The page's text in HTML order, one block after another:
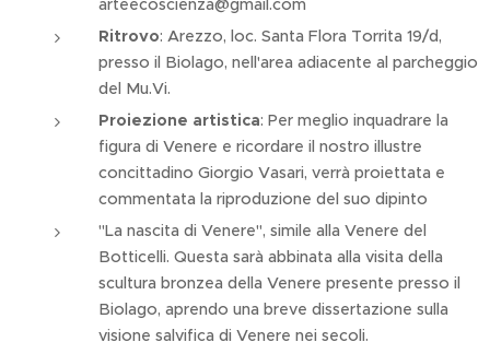
Ritrovo: Arezzo, loc. Santa Flora Torrita 19/d,
presso il Biolago, nell'area adiacente al parcheggio
del Mu.Vi.
Proiezione artistica: Per meglio inquadrare la
figura di Venere e ricordare il nostro illustre
concittadino Giorgio Vasari, verrà proiettata e
commentata la riproduzione del suo dipinto
"La nascita di Venere", simile alla Venere del
Botticelli. Questa sarà abbinata alla visita della
scultura bronzea della Venere presente presso il
Biolago, aprendo una breve dissertazione sulla
visione salvifica di Venere nei secoli.